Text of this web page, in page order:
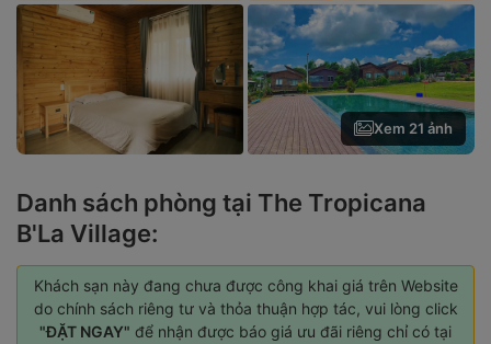
Xem 21 ảnh
Danh sách phòng tại The Tropicana
B'La Village:
Khách sạn này đang chưa được công khai giá trên Website
do chính sách riêng tư và thỏa thuận hợp tác, vui lòng click
"ĐẶT NGAY" để nhận được báo giá ưu đãi riêng chỉ có tại